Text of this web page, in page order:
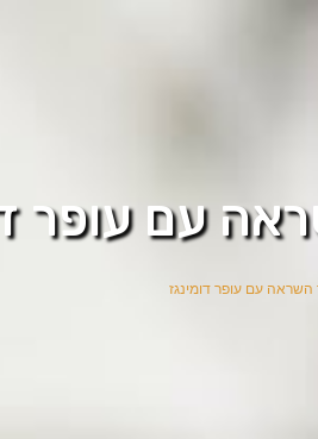
עם עופר
עם עופר דומינגז